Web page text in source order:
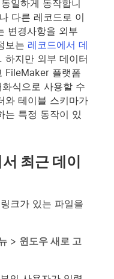
일하게 동작합니
다른 레코드로 이
변경사항을 외부
보는 레코드에서 데
하지만 외부 데이터
FileMaker 플랫폼
식으로 사용할 수
와 테이블 스키마가
는 특정 동작이 있
최근 데이
크가 있는 파일을
> 윈도우 새로 고